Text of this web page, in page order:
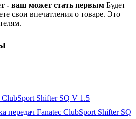
- ваш может стать первым Будет
свои впечатления о товаре. Это
ClubSport Shifter SQ V 1.5
передач Fanatec ClubSport Shifter SQ